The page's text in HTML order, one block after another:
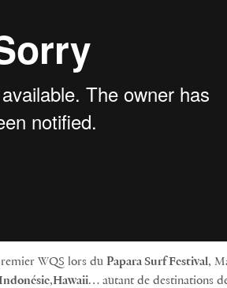
WQS lors du Papara Surf Festival,
Indonésie,Hawaii… autant de destinations